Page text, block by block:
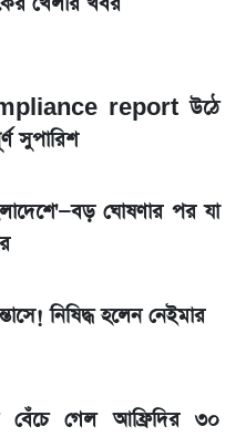
বাংলাদেশ building
যা বললেন রুমিন
মাসের মধ্যে সর্বোচ্চ
report উঠে
সুপারিশ
ঘোষণার পর যা
নিষিদ্ধ হলেন নেইমার
বেঁচে গেল আফ্রিদির ৩০